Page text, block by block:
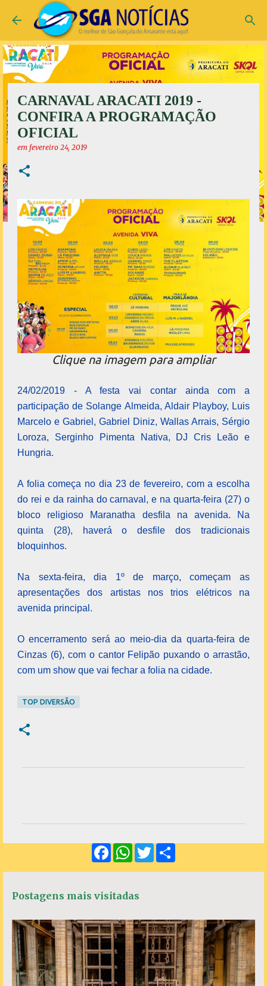
Pular para o conteúdo principal
CARNAVAL ARACATI 2019 -
CONFIRA A PROGRAMAÇÃO
OFICIAL
em fevereiro 24, 2019
Clique na imagem para ampliar
24/02/2019 - A festa vai contar ainda com a
participação de Solange Almeida, Aldair Playboy, Luis
Marcelo e Gabriel, Gabriel Diniz, Wallas Arrais, Sérgio
Loroza, Serginho Pimenta Nativa, DJ Cris Leão e
Hungria.
A folia começa no dia 23 de fevereiro, com a escolha
do rei e da rainha do carnaval, e na quarta-feira (27) o
bloco religioso Maranatha desfila na avenida. Na
quinta (28), haverá o desfile dos tradicionais
bloquinhos.
Na sexta-feira, dia 1º de março, começam as
apresentações dos artistas nos trios elétricos na
avenida principal.
O encerramento será ao meio-dia da quarta-feira de
Cinzas (6), com o cantor Felipão puxando o arrastão,
com um show que vai fechar a folia na cidade.
TOP DIVERSÃO
t
i
o
s
F
a
o
W
h
A
T
w
Postagens mais visitadas